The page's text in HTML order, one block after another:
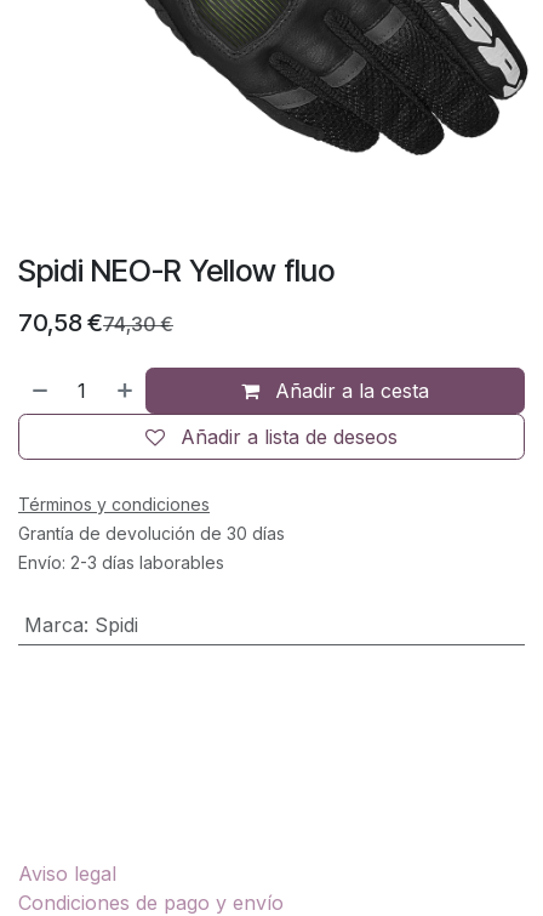
Spidi NEO-R Yellow fluo
70,58€74,30€
Añadir a la cesta
Añadir a lista de deseos
Términos y condiciones
Grantía de devolución de 30 días
Envío: 2-3 días laborables
Marca: Spidi
Aviso legal
Condiciones de pago y envío